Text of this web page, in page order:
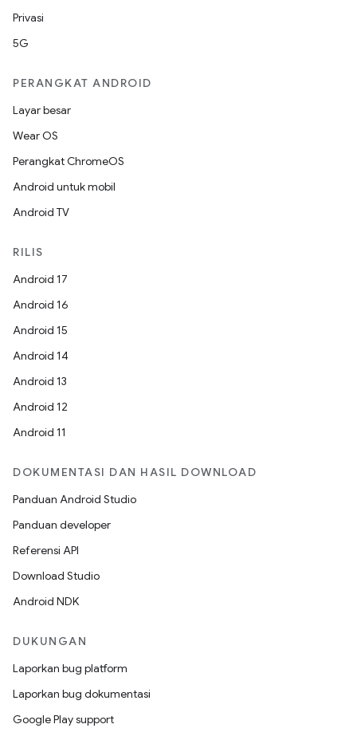
Privasi
5G
PERANGKAT ANDROID
Layar besar
Wear OS
Perangkat ChromeOS
Android untuk mobil
Android TV
RILIS
Android 17
Android 16
Android 15
Android 14
Android 13
Android 12
Android 11
DOKUMENTASI DAN HASIL DOWNLOAD
Panduan Android Studio
Panduan developer
Referensi API
Download Studio
Android NDK
DUKUNGAN
Laporkan bug platform
Laporkan bug dokumentasi
Google Play support